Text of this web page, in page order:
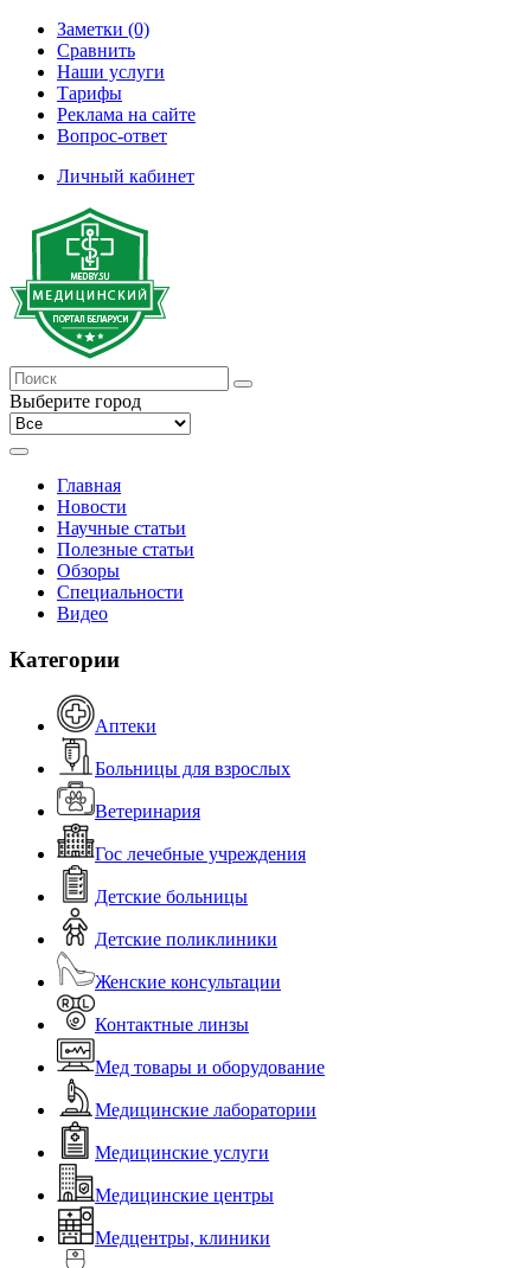
Заметки (0)
Сравнить
Наши услуги
Тарифы
Реклама на сайте
Вопрос-ответ
Личный кабинет
Выберите город
Главная
Новости
Научные статьи
Полезные статьи
Обзоры
Специальности
Видео
Категории
Аптеки
Больницы для взрослых
Ветеринария
Гос лечебные учреждения
Детские больницы
Детские поликлиники
Женские консультации
Контактные линзы
Мед товары и оборудование
Медицинские лаборатории
Медицинские услуги
Медицинские центры
Медцентры, клиники